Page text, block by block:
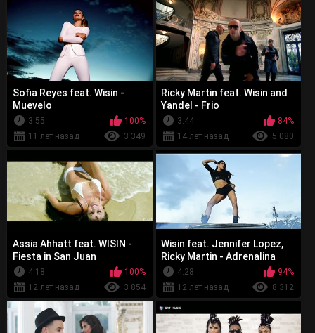
Sofia Reyes feat. Wisin -
Muevelo
3:55
100%
11 лет назад
3 349
Ricky Martin feat. Wisin and
Yandel - Frio
3:44
84%
14 лет назад
5 080
Assia Ahhatt feat. WISIN -
Fiesta in San Juan
4:18
100%
12 лет назад
3 854
Wisin feat. Jennifer Lopez,
Ricky Martin - Adrenalina
4:28
94%
12 лет назад
8 312